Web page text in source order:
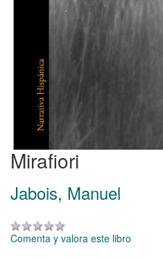
Mirafiori
Jabois, Manuel
Comenta y valora este libro